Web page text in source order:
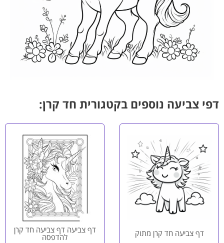
דפי צביעה נוספים בקטגורית חד קרן:
דף צביעה חד קרן מתוק דף צביעה דף צביעה חד קרן
להדפסה